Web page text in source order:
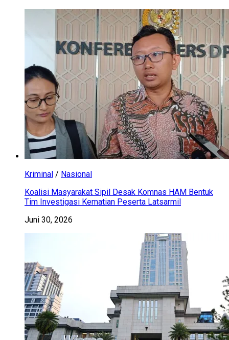
Kriminal / Nasional
Koalisi Masyarakat Sipil Desak Komnas HAM Bentuk
Tim Investigasi Kematian Peserta Latsarmil
Juni 30, 2026